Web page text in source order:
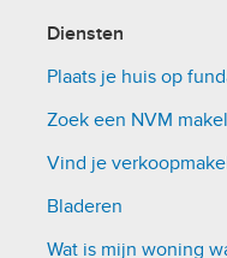
Diensten
Plaats je huis op
Zoek een NVM
Vind je
Bladeren
Wat is mijn woning